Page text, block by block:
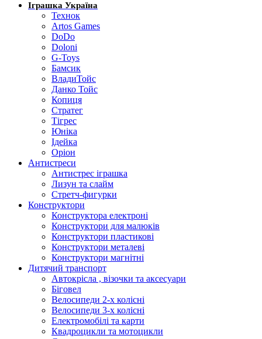
Іграшка Україна
Технок
Artos Games
DoDo
Doloni
G-Toys
Бамсик
ВладиТойс
Данко Тойс
Копиця
Стратег
Тігрес
Юніка
Ідейка
Оріон
Антистреси
Антистрес іграшка
Лизун та слайм
Стретч-фигурки
Конструктори
Конструктора електроні
Конструктори для малюків
Конструктори пластикові
Конструктори металеві
Конструктори магнітні
Дитячий транспорт
Автокрісла , візочки та аксесуари
Біговел
Велосипеди 2-х колісні
Велосипеди 3-х колісні
Електромобілі та карти
Квадроцикли та мотоцикли